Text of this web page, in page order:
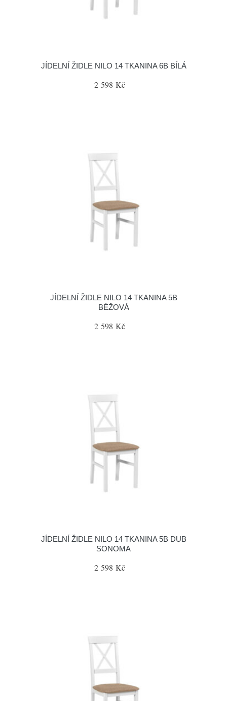
JÍDELNÍ ŽIDLE NILO 14 TKANINA 6B BÍLÁ
2 598 Kč
JÍDELNÍ ŽIDLE NILO 14 TKANINA 5B
BÉŽOVÁ
2 598 Kč
JÍDELNÍ ŽIDLE NILO 14 TKANINA 5B DUB
SONOMA
2 598 Kč